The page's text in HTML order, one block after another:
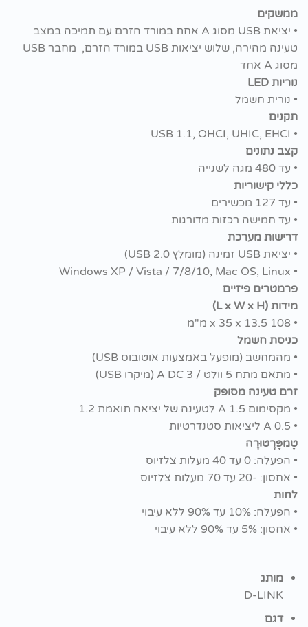
ממשקים
• יציאת USB מסוג A אחת במורד הזרם עם תמיכה במצב
טעינה מהירה, שלוש יציאות USB במורד הזרם, מחבר USB
מסוג A אחד
נוריות LED
• נורית חשמל
תקנים
• USB 1.1, OHCI, UHIC, EHCI
קצב נתונים
• עד 480 מגה לשנייה
כללי קישוריות
• עד 127 מכשירים
• עד חמישה רכזות מדורגות
דרישות מערכת
• יציאת USB זמינה (מומלץ USB 2.0)
• Windows XP / Vista / 7/8/10, Mac OS, Linux
פרמטרים פיזיים
מידות (L x W x H)
• 108 x 35 x 13.5 מ"מ
כניסת חשמל
• מהמחשב (מופעל באמצעות אוטובוס USB)
• מתאם מתח 5 וולט / 3 A DC (מיקרו USB)
זרם טעינה מסופק
• מקסימום 1.5 A לטעינה של יציאה תואמת 1.2
• 0.5 A ליציאות סטנדרטיות
טֶמפֶּרָטוּרָה
• הפעלה: 0 עד 40 מעלות צלזיוס
• אחסון: -20 עד 70 מעלות צלזיוס
לחות
• הפעלה: 10% עד 90% ללא עיבוי
• אחסון: 5% עד 90% ללא עיבוי
מותג
D-LINK
דגם